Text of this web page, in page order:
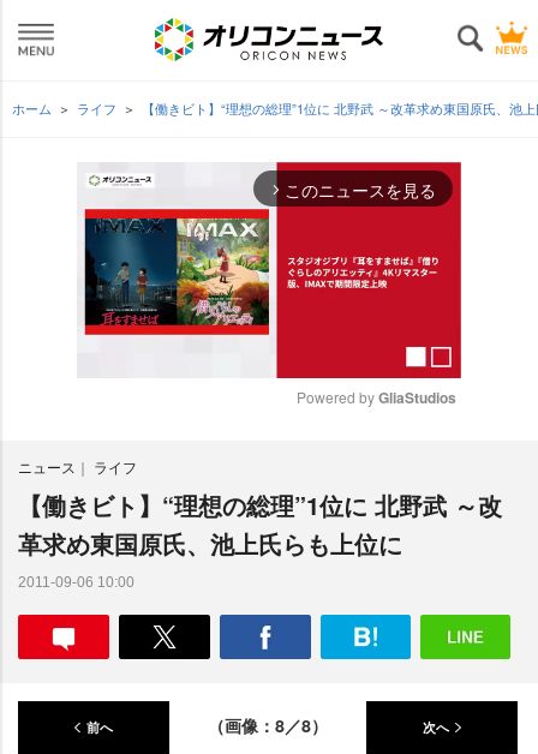
ホーム ライフ 【働きビト】“理想の総理”1位に 北野武 ～改革求め東国原氏、池
arrow_forward_ios このニュースを見る
e
Powered by GliaStudios
ニュース ライフ
【働きビト】“理想の総理”1位に 北野武 ～改
革求め東国原氏、池上氏らも上位に
2011-09-06 10:00
前へ （画像：8／8） 次へ